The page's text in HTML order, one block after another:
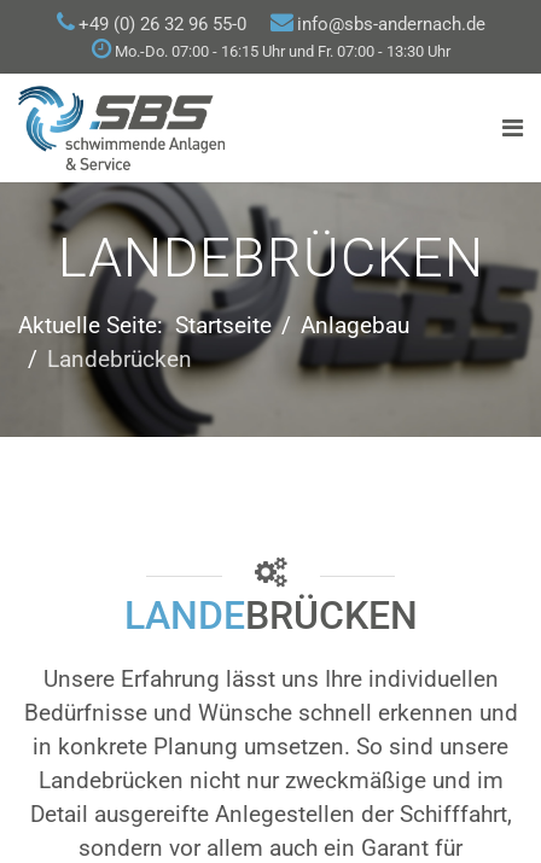
+49 (0) 26 32 96 55-0 info@sbs-andernach.de
Mo.-Do. 07:00 - 16:15 Uhr und Fr. 07:00 - 13:30 Uhr
LANDEBRÜCKEN
Aktuelle Seite: Startseite
Anlagebau
Landebrücken
LANDEBRÜCKEN
Unsere Erfahrung lässt uns Ihre individuellen
Bedürfnisse und Wünsche schnell erkennen und
in konkrete Planung umsetzen. So sind unsere
Landebrücken nicht nur zweckmäßige und im
Detail ausgereifte Anlegestellen der Schifffahrt,
sondern vor allem auch ein Garant für